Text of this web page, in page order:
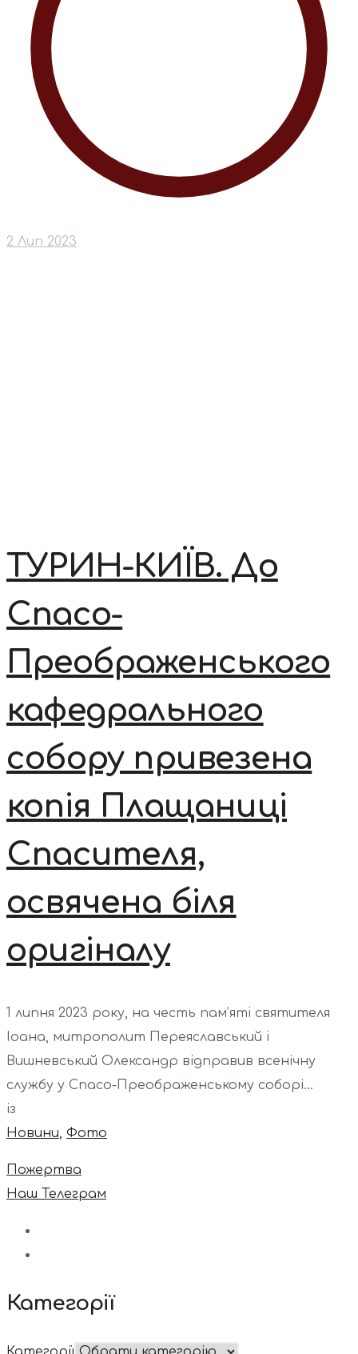
2 Лип 2023
ТУРИН-КИЇВ. До
Спасо-
Преображенського
кафедрального
собору привезена
копія Плащаниці
Спасителя,
освячена біля
оригіналу
1 липня 2023 року, на честь пам’яті святителя
Іоана, митрополит Переяславський і
Вишневський Олександр відправив всенічну
службу у Спасо-Преображенському соборі...
із
Новини, Фото
Пожертва
Наш Телеграм
Категорії